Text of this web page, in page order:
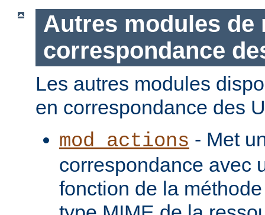
Autres modules de
correspondance
Les autres modules
en correspondance des
mod_actions - Met
correspondance avec
fonction de la